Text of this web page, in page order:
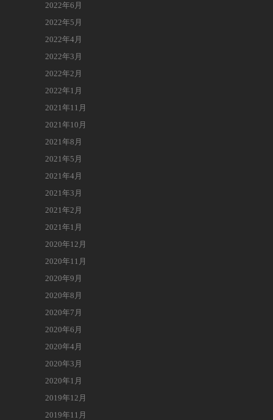
2022年6月
2022年5月
2022年4月
2022年3月
2022年2月
2022年1月
2021年11月
2021年10月
2021年8月
2021年5月
2021年4月
2021年3月
2021年2月
2021年1月
2020年12月
2020年11月
2020年9月
2020年8月
2020年7月
2020年6月
2020年4月
2020年3月
2020年1月
2019年12月
2019年11月